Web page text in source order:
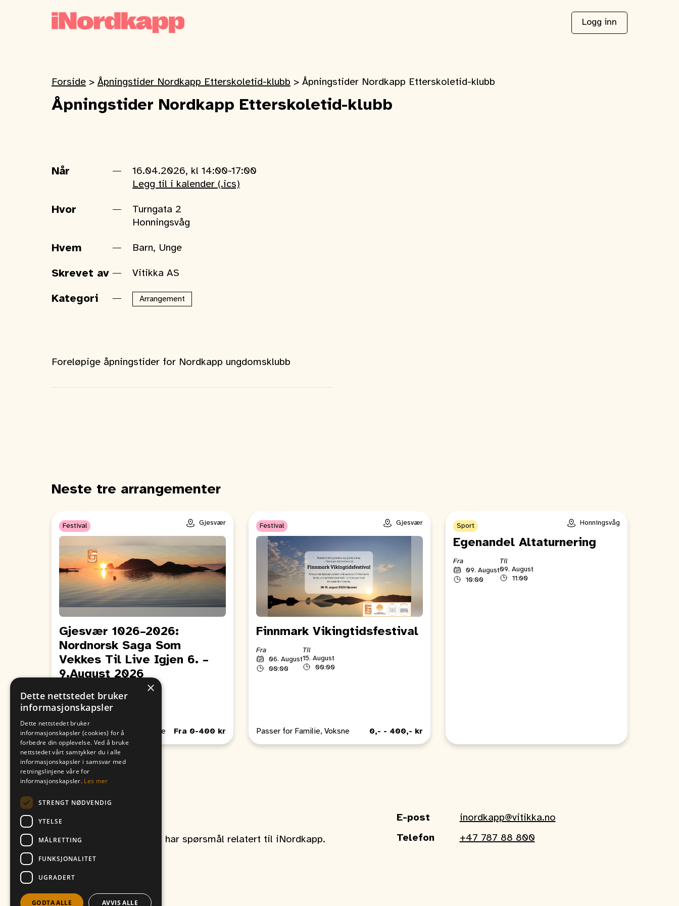
Logg inn
Forside > Åpningstider Nordkapp Etterskoletid-klubb > Åpningstider Nordkapp Etterskoletid-klubb
Åpningstider Nordkapp Etterskoletid-klubb
Når
16.04.2026, kl 14:00-17:00
Legg til i kalender (.ics)
Hvor
Turngata 2
Honningsvåg
Hvem Barn, Unge
Skrevet av Vitikka AS
Kategori Arrangement
Foreløpige åpningstider for Nordkapp ungdomsklubb
Neste tre arrangementer
Festival Gjesvær
Gjesvær 1026–2026:
Nordnorsk Saga Som
Vekkes Til Live Igjen 6. –
9.August 2026
Fra
00:00
Til
09. August
Passer for Barn, Unge, Voksne Fra 0-400 kr
Festival Gjesvær
Finnmark Vikingtidsfestival
Fra
06. August
00:00
Til
15. August
00:00
Passer for Familie, Voksne 0,- - 400,- kr
Sport Honningsvåg
Egenandel Altaturnering
Fra
09. August
10:00
Til
09. August
11:00
Kontakt oss
Ta gjerne kontakt om du har spørsmål relatert til iNordkapp.
E-post
inordkapp@vitikka.no
Telefon
+47 787 88 800
×
Dette nettstedet bruker
informasjonskapsler
Dette nettstedet bruker
informasjonskapsler (cookies) for å
forbedre din opplevelse. Ved å bruke
nettstedet vårt samtykker du i alle
informasjonskapsler i samsvar med
retningslinjene våre for
informasjonskapsler. Les mer
STRENGT NØDVENDIG
YTELSE
MÅLRETTING
FUNKSJONALITET
UGRADERT
GODTA ALLE AVVIS ALLE